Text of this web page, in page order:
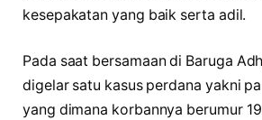
kesepakatan yang baik serta adil.
Pada saat bersamaan di Baruga
digelar satu kasus perdana yakni
yang dimana korbannya berumur